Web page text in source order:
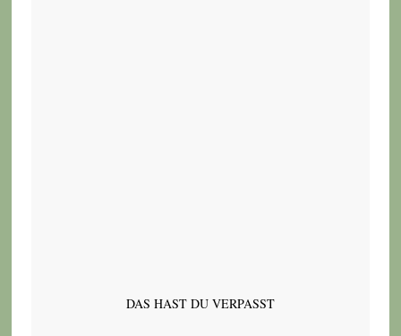
DAS HAST DU VERPASST